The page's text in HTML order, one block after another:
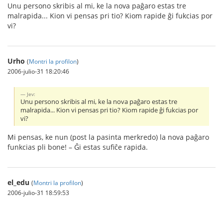
Unu persono skribis al mi, ke la nova paĝaro estas tre
malrapida... Kion vi pensas pri tio? Kiom rapide ĝi fukcias por
vi?
Urho (Montri la profilon)
2006-julio-31 18:20:46
Jev:
Unu persono skribis al mi, ke la nova paĝaro estas tre
malrapida... Kion vi pensas pri tio? Kiom rapide ĝi fukcias por
vi?
Mi pensas, ke nun (post la pasinta merkredo) la nova paĝaro
funkcias pli bone! – Ĝi estas sufiĉe rapida.
el_edu (Montri la profilon)
2006-julio-31 18:59:53